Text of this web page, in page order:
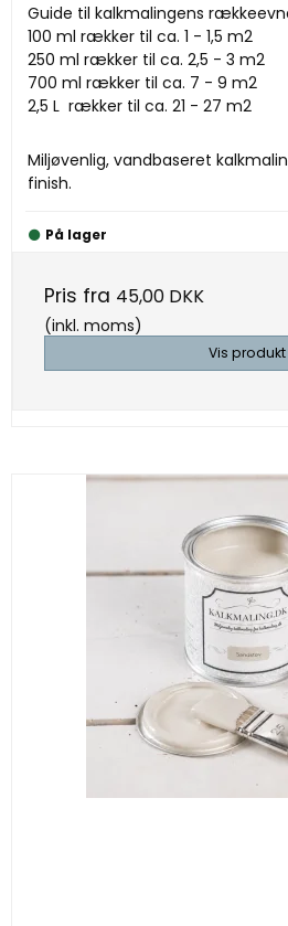
Guide til kalkmalingens
100 ml rækker til ca. 1 - 1,5 m2
250 ml rækker til ca. 2,5 - 3 m2
700 ml rækker til ca. 7 - 9 m2
2,5 L rækker til ca. 21 - 27 m2
Miljøvenlig, vandbaseret
finish.
På lager
Pris fra 45,00 DKK
(inkl. moms)
Vis produkt